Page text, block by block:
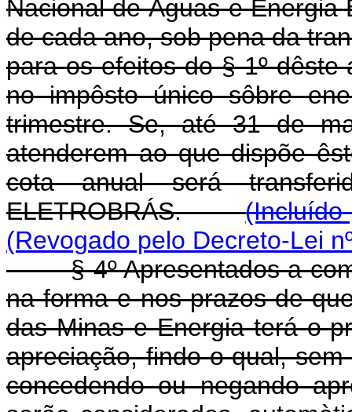
Nacional de Águas e Energia
de cada ano, sob pena da
para os efeitos do § 1º
no impôsto único sôbre
trimestre. Se, até 31 de
atenderem ao que dispõe
cota anual será
ELETROBRÁS.(Incluído
(Revogado pelo Decreto-Lei
§ 4º Apresentados a
na forma e nos prazos de
das Minas e Energia terá o
apreciação, findo o qual,
concedendo ou negando